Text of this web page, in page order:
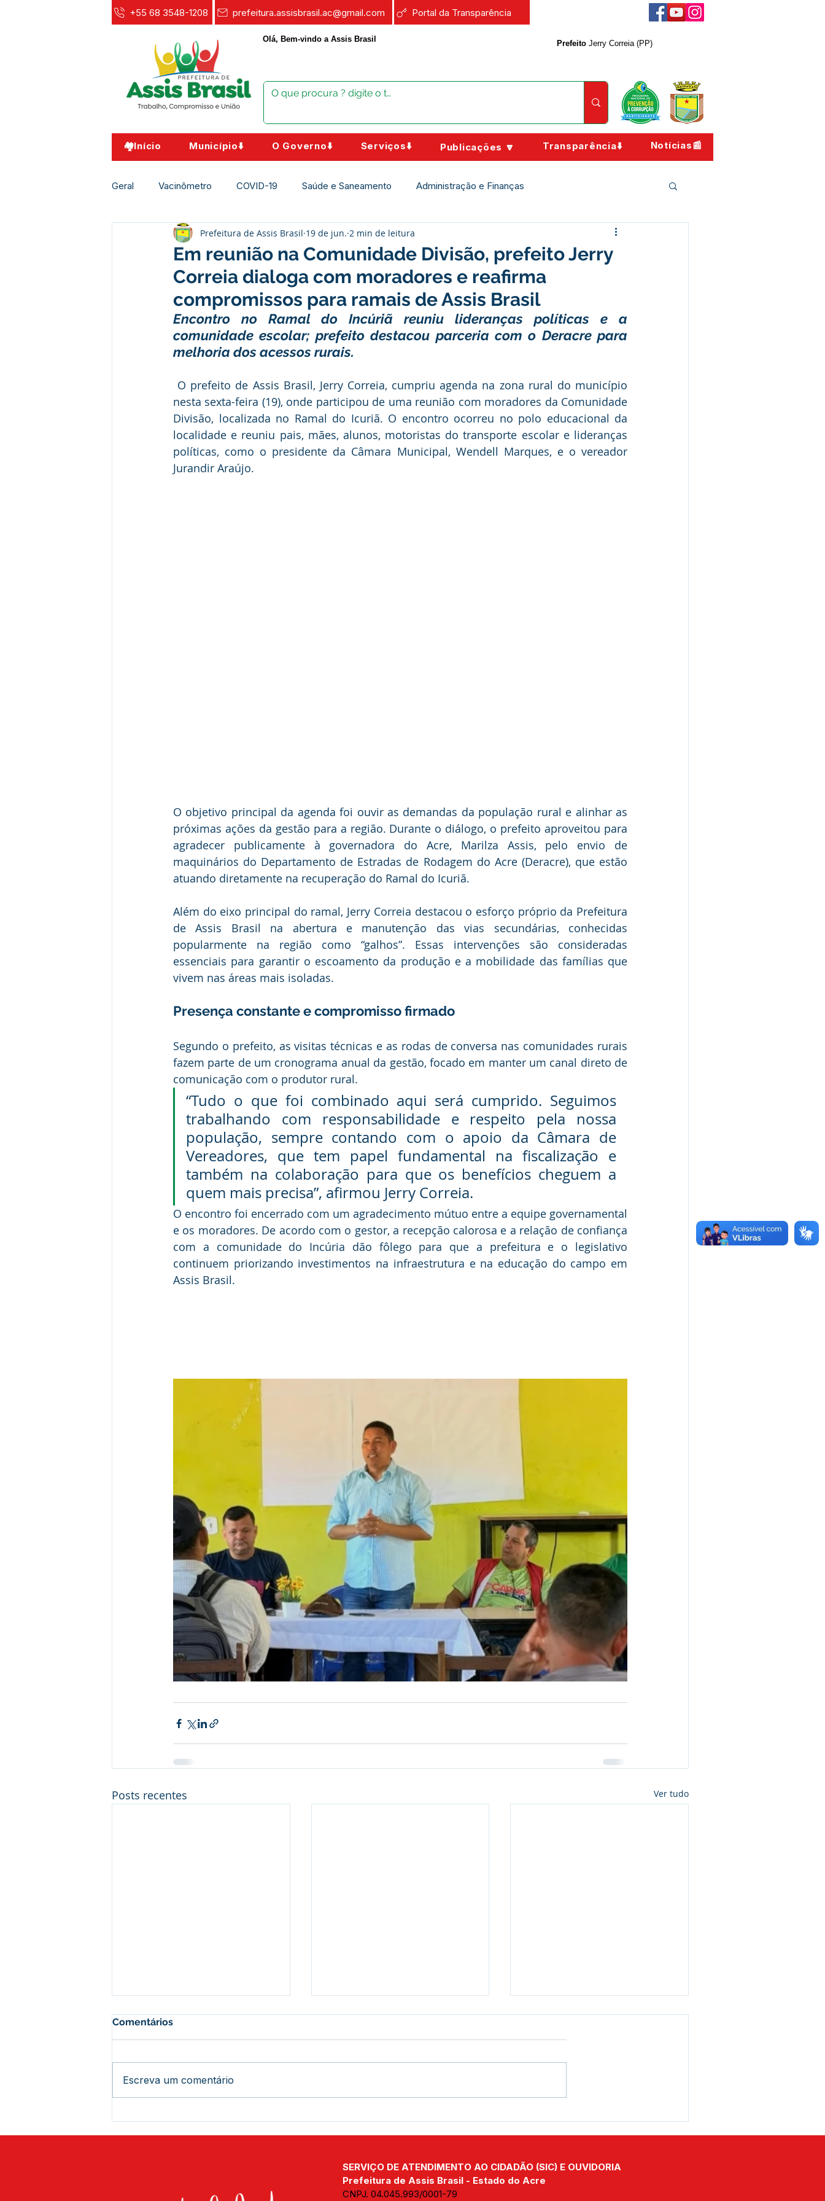
+55 68 3548-1208 prefeitura.assisbrasil.ac@gmail.com Portal da Transparência
Olá, Bem-vindo a Assis Brasil Prefeito Jerry Correia (PP)
🏘️Início Município⬇️ O Governo⬇️ Serviços⬇️ Publicações 🔽 Transparência⬇️ Notícias📰
Geral Vacinômetro COVID-19 Saúde e Saneamento Administração e Finanças
Agricultura e Meio Ambiente Assistência Social Campanhas
Desporto Cultura e Lazer Educação Infraestrutura e Obras Institucional e Governo
Patrimônio Municipal Segurança Publica Dengue No Gabinete Convênios e Parcerias
Comunicados e Avisos Comunidade Convite Emenda Parlamentar Licitações Defesa Civil
Alagação e Enchente Capacitação Esporte Turismo Secretaria da Mulher Concurso
Em reunião na Comunidade Divisão, prefeito Jerry
Correia dialoga com moradores e reafirma
compromissos para ramais de Assis Brasil
Prefeitura de Assis Brasil 19 de jun. 2 min de leitura
Encontro no Ramal do Incúriã reuniu lideranças políticas e a
comunidade escolar; prefeito destacou parceria com o Deracre para
melhoria dos acessos rurais.
nesta sexta-feira (19), onde participou de uma reunião com moradores da Comunidade
Divisão, localizada no Ramal do Icuriã. O encontro ocorreu no polo educacional da
localidade e reuniu pais, mães, alunos, motoristas do transporte escolar e lideranças
políticas, como o presidente da Câmara Municipal, Wendell Marques, e o vereador
Jurandir Araújo.
O objetivo principal da agenda foi ouvir as demandas da população rural e alinhar as
próximas ações da gestão para a região. Durante o diálogo, o prefeito aproveitou para
agradecer publicamente à governadora do Acre, Marilza Assis, pelo envio de
maquinários do Departamento de Estradas de Rodagem do Acre (Deracre), que estão
atuando diretamente na recuperação do Ramal do Icuriã.
Além do eixo principal do ramal, Jerry Correia destacou o esforço próprio da Prefeitura
de Assis Brasil na abertura e manutenção das vias secundárias, conhecidas
popularmente na região como “galhos”. Essas intervenções são consideradas
essenciais para garantir o escoamento da produção e a mobilidade das famílias que
vivem nas áreas mais isoladas.
Presença constante e compromisso firmado
Segundo o prefeito, as visitas técnicas e as rodas de conversa nas comunidades rurais
fazem parte de um cronograma anual da gestão, focado em manter um canal direto de
comunicação com o produtor rural.
“Tudo o que foi combinado aqui será cumprido. Seguimos
trabalhando com responsabilidade e respeito pela nossa
população, sempre contando com o apoio da Câmara de
Vereadores, que tem papel fundamental na fiscalização e
também na colaboração para que os benefícios cheguem a
quem mais precisa”, afirmou Jerry Correia.
O encontro foi encerrado com um agradecimento mútuo entre a equipe governamental
e os moradores. De acordo com o gestor, a recepção calorosa e a relação de confiança
com a comunidade do Incúria dão fôlego para que a prefeitura e o legislativo
continuem priorizando investimentos na infraestrutura e na educação do campo em
Assis Brasil.
Posts recentes Ver tudo
mulheres
Comentários
Escreva um comentário
SERVIÇO DE ATENDIMENTO AO CIDADÃO (SIC) E OUVIDORIA
Prefeitura de Assis Brasil - Estado do Acre
CNPJ. 04.045.993/0001-79